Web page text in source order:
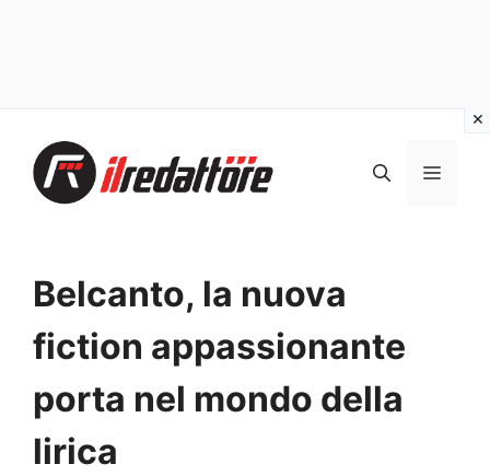
contenuto
Belcanto, la nuova
fiction appassionante
porta nel mondo della
lirica